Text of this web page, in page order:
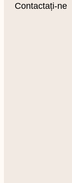
Contactați-ne